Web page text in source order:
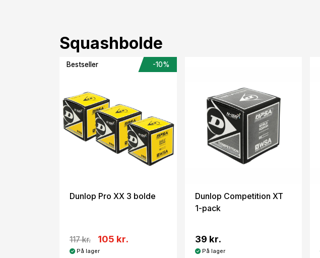
Squashbolde
Bestseller -10%
Dunlop Pro XX 3 bolde
117 kr. 105 kr.
På lager
Dunlop Competition XT
1-pack
39 kr.
På lager